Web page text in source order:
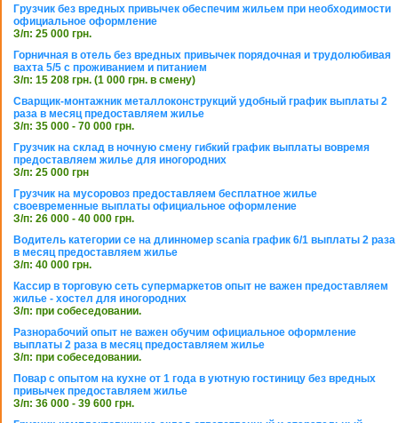
Грузчик без вредных привычек обеспечим жильем при необходимости
официальное оформление
З/п: 25 000 грн.
Горничная в отель без вредных привычек порядочная и трудолюбивая
вахта 5/5 с проживанием и питанием
З/п: 15 208 грн. (1 000 грн. в смену)
Сварщик-монтажник металлоконструкций удобный график выплаты 2
раза в месяц предоставляем жилье
З/п: 35 000 - 70 000 грн.
Грузчик на склад в ночную смену гибкий график выплаты вовремя
предоставляем жилье для иногородних
З/п: 25 000 грн
Грузчик на мусоровоз предоставляем бесплатное жилье
своевременные выплаты официальное оформление
З/п: 26 000 - 40 000 грн.
Водитель категории се на длинномер scania график 6/1 выплаты 2 раза
в месяц предоставляем жилье
З/п: 40 000 грн.
Кассир в торговую сеть супермаркетов опыт не важен предоставляем
жилье - хостел для иногородних
З/п: при собеседовании.
Разнорабочий опыт не важен обучим официальное оформление
выплаты 2 раза в месяц предоставляем жилье
З/п: при собеседовании.
Повар с опытом на кухне от 1 года в уютную гостиницу без вредных
привычек предоставляем жилье
З/п: 36 000 - 39 600 грн.